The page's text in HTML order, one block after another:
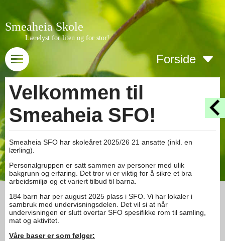
Smeaheia Skole
Lærelyst for liten og for stor!
Forside
Velkommen til
Smeaheia SFO!
Smeaheia SFO har skoleåret 2025/26 21 ansatte (inkl. en
lærling).
Personalgruppen er satt sammen av personer med ulik
bakgrunn og erfaring. Det tror vi er viktig for å sikre et bra
arbeidsmiljø og et variert tilbud til barna.
184 barn har per august 2025 plass i SFO. Vi har lokaler i
sambruk med undervisningsdelen. Det vil si at når
undervisningen er slutt overtar SFO spesifikke rom til samling,
mat og aktivitet.
Våre baser er som følger: